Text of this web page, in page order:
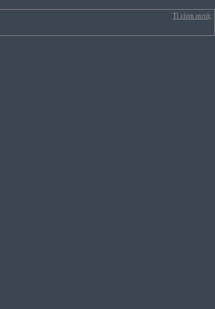
Τί είναι αυτά;